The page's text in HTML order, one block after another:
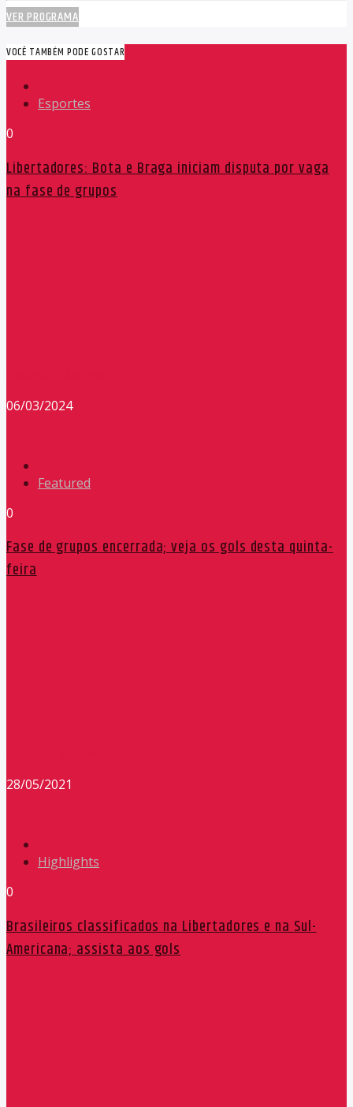
VER PROGRAMA
VOCÊ TAMBÉM PODE GOSTAR
Esportes
0
Libertadores: Bota e Braga iniciam disputa por vaga
na fase de grupos
06/03/2024
Featured
0
Fase de grupos encerrada; veja os gols desta quinta-
feira
28/05/2021
Highlights
0
Brasileiros classificados na Libertadores e na Sul-
Americana; assista aos gols